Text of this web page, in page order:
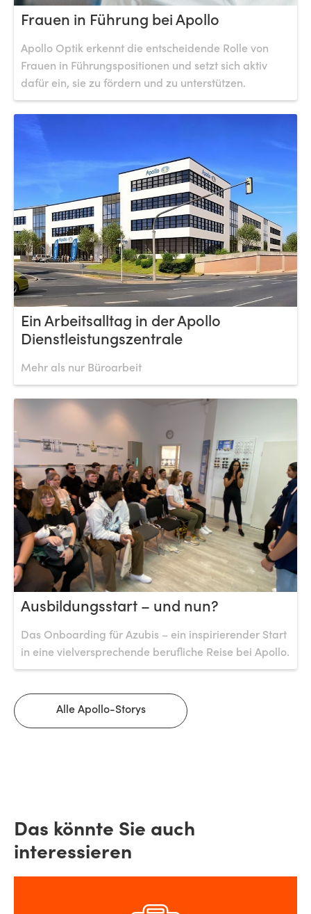
Frauen in Führung bei Apollo
Apollo Optik erkennt die entscheidende Rolle von
Frauen in Führungspositionen und setzt sich aktiv
dafür ein, sie zu fördern und zu unterstützen.
Ein Arbeitsalltag in der Apollo
Dienstleistungszentrale
Mehr als nur Büroarbeit
Ausbildungsstart – und nun?
Das Onboarding für Azubis – ein inspirierender Start
in eine vielversprechende berufliche Reise bei Apollo.
Alle Apollo-Storys
Das könnte Sie auch
interessieren